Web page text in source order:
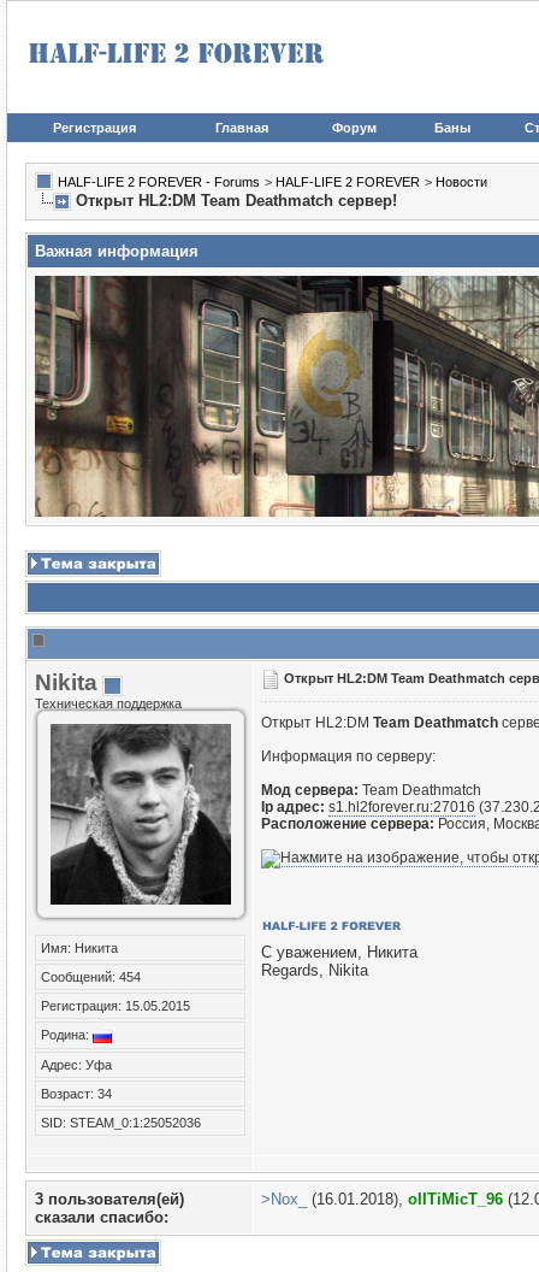
Регистрация Главная Форум Баны
HALF-LIFE 2 FOREVER - Forums > HALF-LIFE 2 FOREVER > Новости
Открыт HL2:DM Team Deathmatch сервер!
Важная информация
Nikita
Техническая поддержка
Имя: Никита
Сообщений: 454
Регистрация: 15.05.2015
Родина:
Адрес: Уфа
Возраст: 34
SID: STEAM_0:1:25052036
Открыт HL2:DM Team Deathmatch
Открыт HL2:DM Team Deathmatch
Информация по серверу:
Мод сервера: Team Deathmatch
Ip адрес: s1.hl2forever.ru:27016
Расположение сервера: Россия,
С уважением, Никита
Regards, Nikita
3 пользователя(ей)
сказали cпасибо:
>Nox_ (16.01.2018), oIITiMicT_96